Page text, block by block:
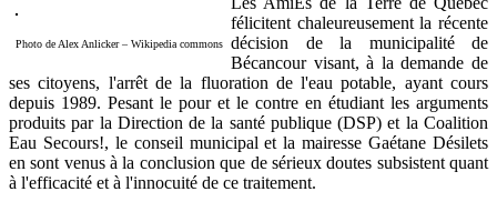
Photo de Alex Anlicker – Wikipedia commons
félicitent chaleureusement la récente
décision de la municipalité de
Bécancour visant, à la demande de
ses citoyens, l'arrêt de la fluoration de l'eau potable, ayant cours
depuis 1989. Pesant le pour et le contre en étudiant les arguments
produits par la Direction de la santé publique (DSP) et la Coalition
Eau Secours!, le conseil municipal et la mairesse Gaétane Désilets
en sont venus à la conclusion que de sérieux doutes subsistent quant
à l'efficacité et à l'innocuité de ce traitement.